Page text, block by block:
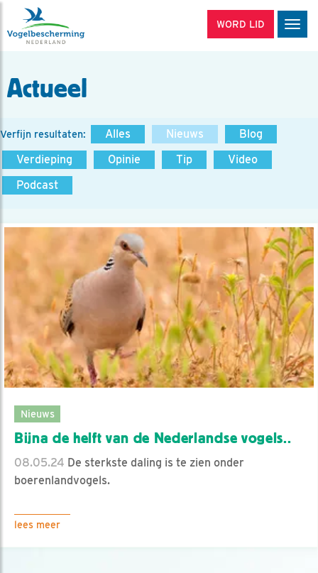
WORD LID
Actueel
Verfijn resultaten: Alles Nieuws
Blog
Verdieping
Opinie Tip
Video
Podcast
Nieuws
Bijna de helft van de Nederlandse vogels..
08.05.24 De sterkste daling is te zien onder
boerenlandvogels.
lees meer